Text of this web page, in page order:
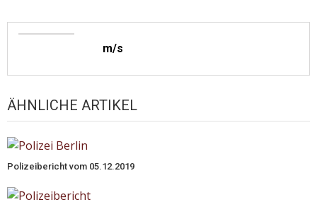
m/s
ÄHNLICHE ARTIKEL
Polizeibericht vom 05.12.2019